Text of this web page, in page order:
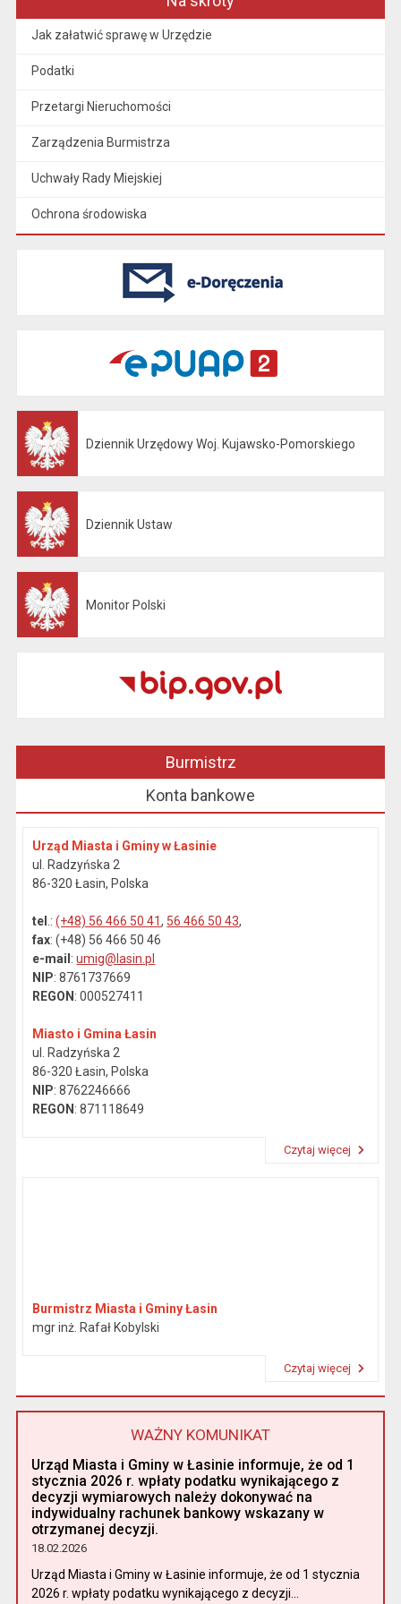
Jak załatwić sprawę w Urzędzie
Podatki
Przetargi Nieruchomości
Zarządzenia Burmistrza
Uchwały Rady Miejskiej
Ochrona środowiska
Dziennik Urzędowy Woj. Kujawsko-Pomorskiego
Dziennik Ustaw
Monitor Polski
Burmistrz
Konta bankowe
Urząd Miasta i Gminy w Łasinie
ul. Radzyńska 2
86-320 Łasin, Polska
tel .:(+48) 56 466 50 41, 56 466 50 43,
fax: (+48) 56 466 50 46
e-mail :umig@lasin.pl
NIP: 8761737669
REGON : 000527411
Miasto i Gmina Łasin
ul. Radzyńska 2
86-320 Łasin, Polska
NIP: 8762246666
REGON : 871118649
Czytaj więcej
Burmistrz Miasta i Gminy Łasin
mgr inż. Rafał Kobylski
Czytaj więcej
WAŻNY KOMUNIKAT
Urząd Miasta i Gminy w Łasinie informuje, że od 1
stycznia 2026 r. wpłaty podatku wynikającego z
decyzji wymiarowych należy dokonywać na
indywidualny rachunek bankowy wskazany w
otrzymanej decyzji.
18.02.2026
Urząd Miasta i Gminy w Łasinie informuje, że od 1 stycznia
2026 r. wpłaty podatku wynikającego z decyzji...